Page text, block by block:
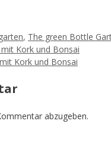
, The green Bottle
Kork und Bonsai
Kork und Bonsai
abzugeben.